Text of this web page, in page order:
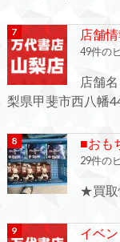
店舗
49件の
店舗
梨県甲斐市西八幡
■おも
29件の
★買
イベ